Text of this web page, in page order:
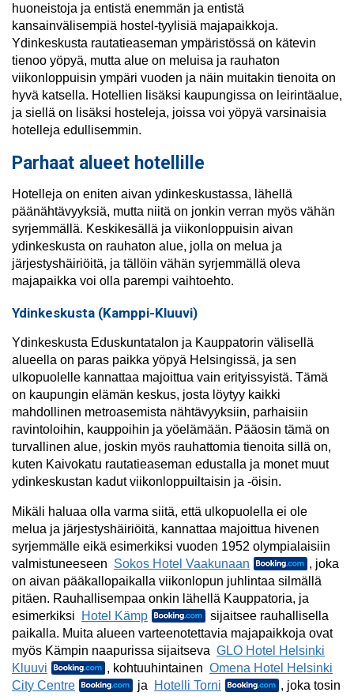
huoneistoja ja entistä enemmän ja entistä
kansainvälisempiä hostel-tyylisiä majapaikkoja.
Ydinkeskusta rautatieaseman ympäristössä on kätevin
tienoo yöpyä, mutta alue on meluisa ja rauhaton
viikonloppuisin ympäri vuoden ja näin muitakin tienoita on
hyvä katsella. Hotellien lisäksi kaupungissa on leirintäalue,
ja siellä on lisäksi hosteleja, joissa voi yöpyä varsinaisia
hotelleja edullisemmin.
Parhaat alueet hotellille
Hotelleja on eniten aivan ydinkeskustassa, lähellä
päänähtävyyksiä, mutta niitä on jonkin verran myös vähän
syrjemmällä. Keskikesällä ja viikonloppuisin aivan
ydinkeskusta on rauhaton alue, jolla on melua ja
järjestyshäiriöitä, ja tällöin vähän syrjemmällä oleva
majapaikka voi olla parempi vaihtoehto.
Ydinkeskusta (Kamppi-Kluuvi)
Ydinkeskusta Eduskuntatalon ja Kauppatorin välisellä
alueella on paras paikka yöpyä Helsingissä, ja sen
ulkopuolelle kannattaa majoittua vain erityissyistä. Tämä
on kaupungin elämän keskus, josta löytyy kaikki
mahdollinen metroasemista nähtävyyksiin, parhaisiin
ravintoloihin, kauppoihin ja yöelämään. Pääosin tämä on
turvallinen alue, joskin myös rauhattomia tienoita sillä on,
kuten Kaivokatu rautatieaseman edustalla ja monet muut
ydinkeskustan kadut viikonloppuiltaisin ja -öisin.
Mikäli haluaa olla varma siitä, että ulkopuolella ei ole
melua ja järjestyshäiriöitä, kannattaa majoittua hivenen
syrjemmälle eikä esimerkiksi vuoden 1952 olympialaisiin
valmistuneeseen Sokos Hotel Vaakunaan
, joka
on aivan pääkallopaikalla viikonlopun juhlintaa silmällä
pitäen. Rauhallisempaa onkin lähellä Kauppatoria, ja
esimerkiksi
Hotel Kämp
sijaitsee rauhallisella
paikalla. Muita alueen varteenotettavia majapaikkoja ovat
myös Kämpin naapurissa sijaitseva GLO Hotel Helsinki
Kluuvi
, kohtuuhintainen Omena Hotel Helsinki
City Centre
ja Hotelli Torni , joka tosin